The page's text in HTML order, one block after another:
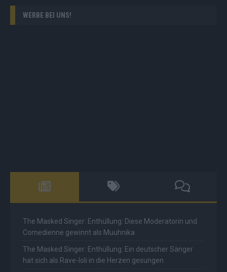
WERBE BEI UNS!
The Masked Singer: Enthüllung: Diese Moderatorin und
Comedienne gewinnt als Muuhnika
The Masked Singer: Enthüllung: Ein deutscher Sänger
hat sich als Rave-Ioli in die Herzen gesungen